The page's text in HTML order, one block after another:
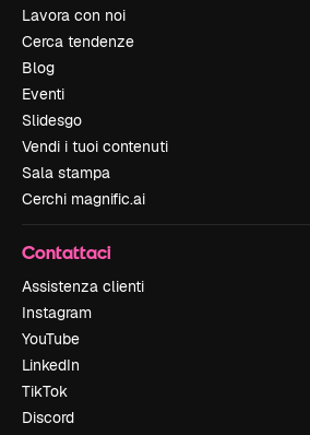
Lavora con noi
Cerca tendenze
Blog
Eventi
Slidesgo
Vendi i tuoi contenuti
Sala stampa
Cerchi magnific.ai
Contattaci
Assistenza clienti
Instagram
YouTube
LinkedIn
TikTok
Discord